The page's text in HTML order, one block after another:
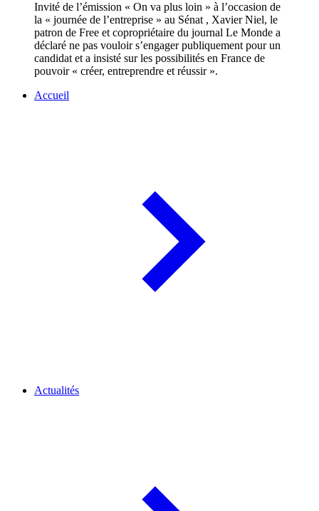
Invité de l’émission « On va plus loin » à l’occasion de
la « journée de l’entreprise » au Sénat , Xavier Niel, le
patron de Free et copropriétaire du journal Le Monde a
déclaré ne pas vouloir s’engager publiquement pour un
candidat et a insisté sur les possibilités en France de
pouvoir « créer, entreprendre et réussir ».
Accueil
Actualités